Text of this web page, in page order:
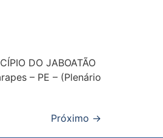
DO JABOATÃO
– PE – (Plenário
Próximo →